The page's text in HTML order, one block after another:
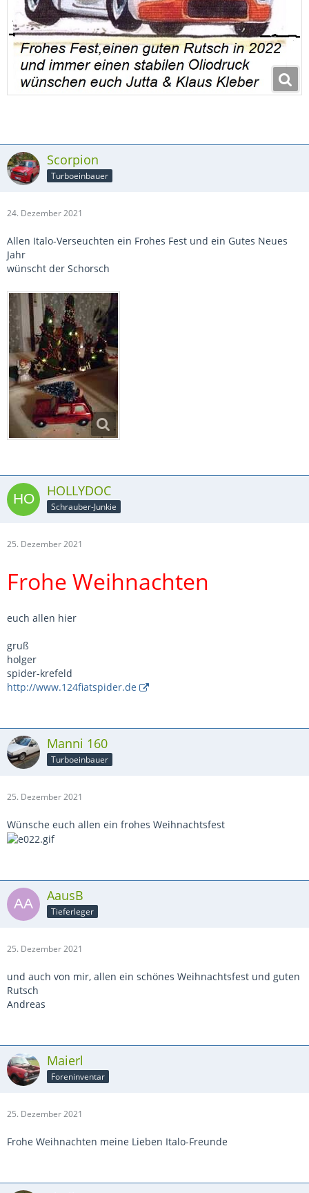
Scorpion
Turboeinbauer
24. Dezember 2021
Allen Italo-Verseuchten ein Frohes Fest und ein Gutes Neues
Jahr
wünscht der Schorsch
HOLLYDOC
Schrauber-Junkie
25. Dezember 2021
Frohe Weihnachten
euch allen hier
gruß
holger
spider-krefeld
http://www.124fiatspider.de
Manni 160
Turboeinbauer
25. Dezember 2021
Wünsche euch allen ein frohes Weihnachtsfest
AausB
Tieferleger
25. Dezember 2021
und auch von mir, allen ein schönes Weihnachtsfest und guten
Rutsch
Andreas
Maierl
Foreninventar
25. Dezember 2021
Frohe Weihnachten meine Lieben Italo-Freunde